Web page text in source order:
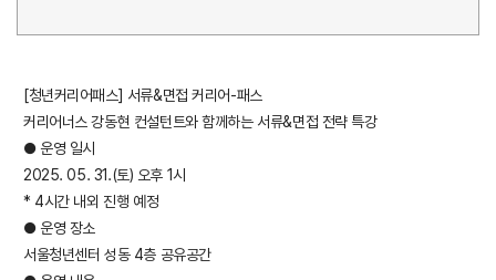
[청년커리어패스] 서류&면접 커리어-패스
커리어너스 강동현 컨설턴트와 함께하는 서류&면접 전략 특강
● 운영 일시
2025. 05. 31.(토) 오후 1시
* 4시간 내외 진행 예정
● 운영 장소
서울청년센터 성동 4층 공유공간